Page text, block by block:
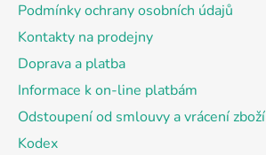
Podmínky ochrany osobních údajů
Kontakty na prodejny
Doprava a platba
Informace k on-line platbám
Odstoupení od smlouvy a vrácení zboží
Kodex